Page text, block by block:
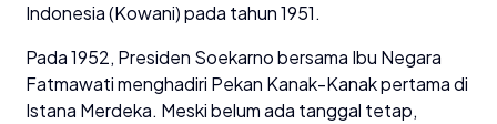
Indonesia (Kowani) pada tahun 1951.
Pada 1952, Presiden Soekarno bersama Ibu Negara
Fatmawati menghadiri Pekan Kanak-Kanak pertama di
Istana Merdeka. Meski belum ada tanggal tetap,